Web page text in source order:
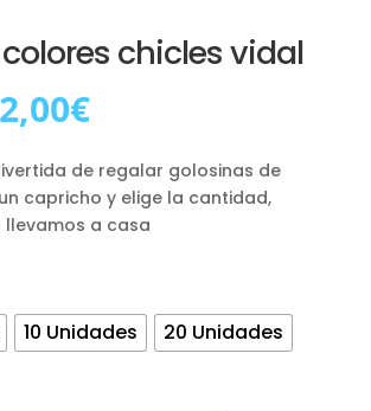
chicles vidal
2,00€Rango
precios:
desde
0,50€
hasta
de regalar golosinas de
capricho y elige la cantidad,
a casa
10 Unidades 20 Unidades